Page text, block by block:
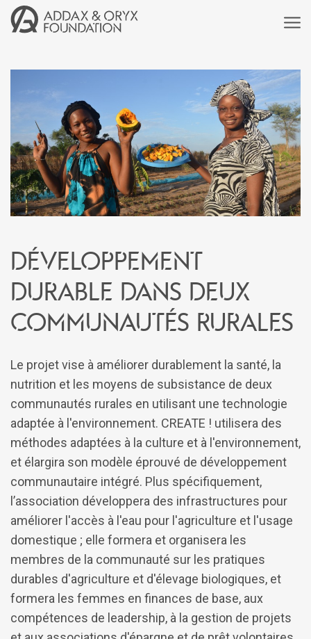
Développement
durable dans deux
communautés rurales
Le projet vise à améliorer durablement la santé, la
nutrition et les moyens de subsistance de deux
communautés rurales en utilisant une technologie
adaptée à l'environnement. CREATE ! utilisera des
méthodes adaptées à la culture et à l'environnement,
et élargira son modèle éprouvé de développement
communautaire intégré. Plus spécifiquement,
l’association développera des infrastructures pour
améliorer l'accès à l'eau pour l'agriculture et l'usage
domestique ; elle formera et organisera les
membres de la communauté sur les pratiques
durables d'agriculture et d'élevage biologiques, et
formera les femmes en finances de base, aux
compétences de leadership, à la gestion de projets